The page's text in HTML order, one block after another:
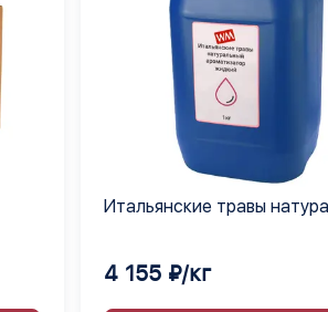
Итальянские травы
4 155 ₽/кг